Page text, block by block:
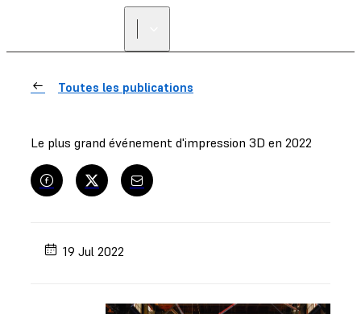
Toutes les publications
Le plus grand événement d'impression 3D en 2022
19 Jul 2022